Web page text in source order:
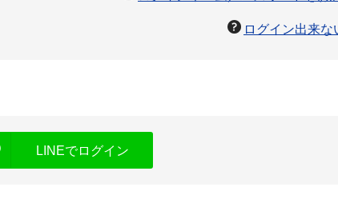
ログイン出来な
LINEでログイン